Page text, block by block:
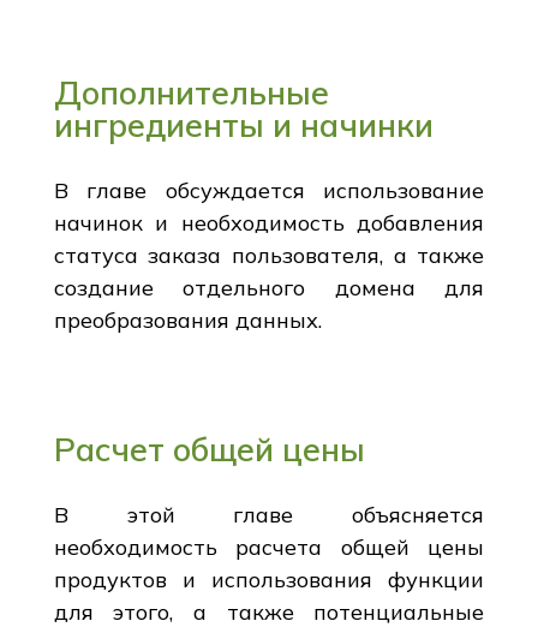
Дополнительные
ингредиенты и начинки
В главе обсуждается использование
начинок и необходимость добавления
статуса заказа пользователя, а также
создание отдельного домена для
преобразования данных.
Расчет общей цены
В этой главе объясняется
необходимость расчета общей цены
продуктов и использования функции
для этого, а также потенциальные